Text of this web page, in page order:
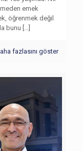
emek
öğrenmek değil
bunu […]
fazlasını göster